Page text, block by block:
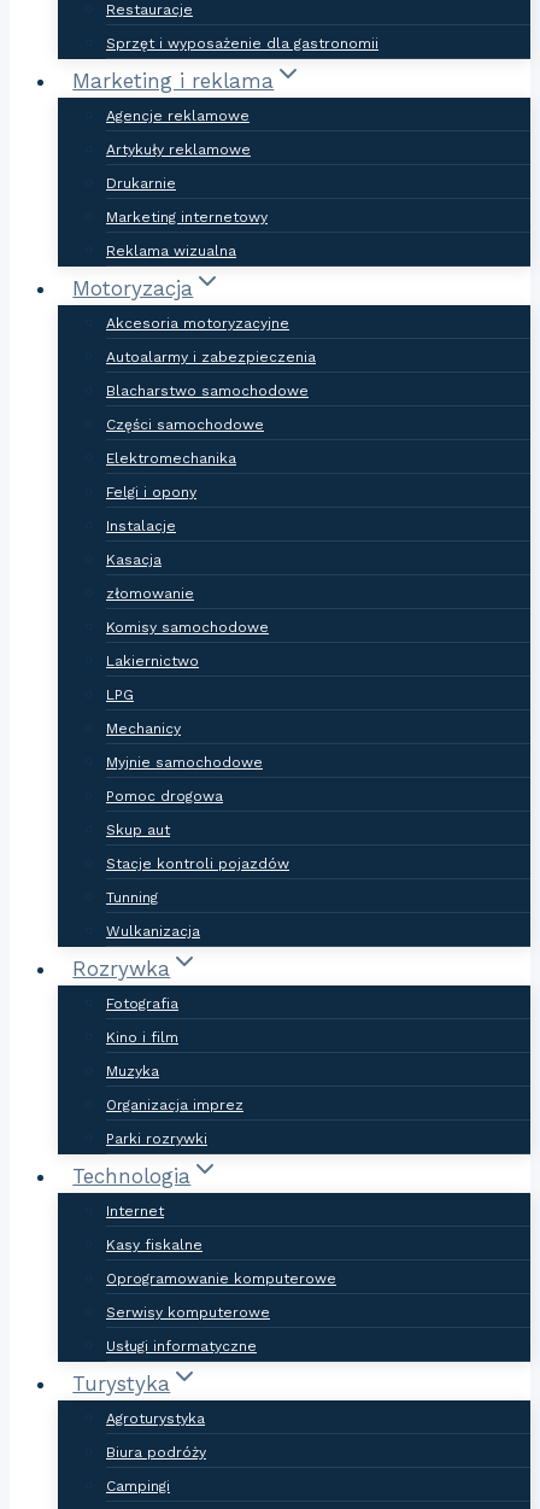
Restauracje
Sprzęt i wyposażenie dla gastronomii
Marketing i reklama
Agencje reklamowe
Artykuły reklamowe
Drukarnie
Marketing internetowy
Reklama wizualna
Motoryzacja
Akcesoria motoryzacyjne
Autoalarmy i zabezpieczenia
Blacharstwo samochodowe
Części samochodowe
Elektromechanika
Felgi i opony
Instalacje
Kasacja
złomowanie
Komisy samochodowe
Lakiernictwo
LPG
Mechanicy
Myjnie samochodowe
Pomoc drogowa
Skup aut
Stacje kontroli pojazdów
Tunning
Wulkanizacja
Rozrywka
Fotografia
Kino i film
Muzyka
Organizacja imprez
Parki rozrywki
Technologia
Internet
Kasy fiskalne
Oprogramowanie komputerowe
Serwisy komputerowe
Usługi informatyczne
Turystyka
Agroturystyka
Biura podróży
Campingi